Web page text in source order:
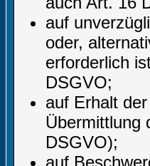
auf
oder,
erforderlich
DSGVO;
auf Erhalt
Übermittlung
DSGVO);
auf